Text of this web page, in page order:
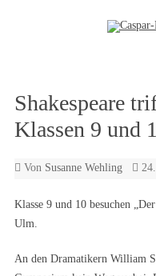
Shakespeare
Klassen 9 und
Von Susanne Wehling
Klasse 9 und 10 besuchen
Ulm.
An den Dramatikern William